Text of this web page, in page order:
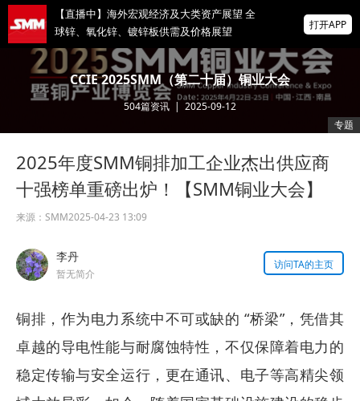
【直播中】海外宏观经济及大类资产展望 全
球锌、氧化锌、镀锌板供需及价格展望
攀成钢2026年8月210吨20#圆钢（Φ90）公
开询比采购采购招标公告
2026年8月7日上期所主力合约成交情况
打开APP
CCIE 2025SMM（第二十届）铜业大会
504篇资讯 | 2025-09-12
专题
2025年度SMM铜排加工企业杰出供应商
十强榜单重磅出炉！【SMM铜业大会】
来源： SMM2025-04-23 13:09
李丹
暂无简介
访问TA的主页
铜排，作为电力系统中不可或缺的 “桥梁”，凭借其
卓越的导电性能与耐腐蚀特性，不仅保障着电力的
稳定传输与安全运行，更在通讯、电子等高精尖领